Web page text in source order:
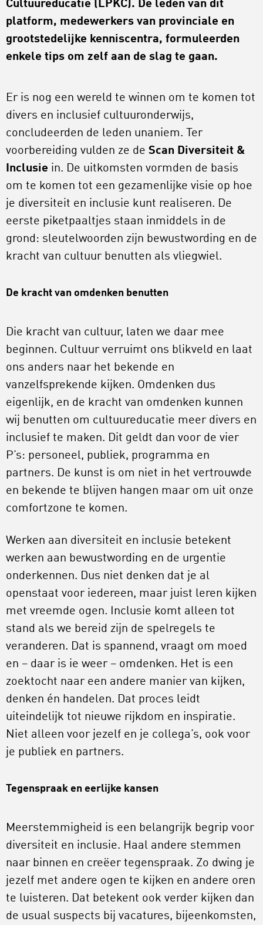
Cultuureducatie (LPKC). De leden van dit
platform, medewerkers van provinciale en
grootstedelijke kenniscentra, formuleerden
enkele tips om zelf aan de slag te gaan.
Er is nog een wereld te winnen om te komen tot
divers en inclusief cultuuronderwijs,
concludeerden de leden unaniem. Ter
voorbereiding vulden ze de Scan Diversiteit &
Inclusie in. De uitkomsten vormden de basis
om te komen tot een gezamenlijke visie op hoe
je diversiteit en inclusie kunt realiseren. De
eerste piketpaaltjes staan inmiddels in de
grond: sleutelwoorden zijn bewustwording en de
kracht van cultuur benutten als vliegwiel.
De kracht van omdenken benutten
Die kracht van cultuur, laten we daar mee
beginnen. Cultuur verruimt ons blikveld en laat
ons anders naar het bekende en
vanzelfsprekende kijken. Omdenken dus
eigenlijk, en de kracht van omdenken kunnen
wij benutten om cultuureducatie meer divers en
inclusief te maken. Dit geldt dan voor de vier
P’s: personeel, publiek, programma en
partners. De kunst is om niet in het vertrouwde
en bekende te blijven hangen maar om uit onze
comfortzone te komen.
Werken aan diversiteit en inclusie betekent
werken aan bewustwording en de urgentie
onderkennen. Dus niet denken dat je al
openstaat voor iedereen, maar juist leren kijken
met vreemde ogen. Inclusie komt alleen tot
stand als we bereid zijn de spelregels te
veranderen. Dat is spannend, vraagt om moed
en – daar is ie weer – omdenken. Het is een
zoektocht naar een andere manier van kijken,
denken én handelen. Dat proces leidt
uiteindelijk tot nieuwe rijkdom en inspiratie.
Niet alleen voor jezelf en je collega’s, ook voor
je publiek en partners.
Tegenspraak en eerlijke kansen
Meerstemmigheid is een belangrijk begrip voor
diversiteit en inclusie. Haal andere stemmen
naar binnen en creëer tegenspraak. Zo dwing je
jezelf met andere ogen te kijken en andere oren
te luisteren. Dat betekent ook verder kijken dan
de usual suspects bij vacatures, bijeenkomsten,